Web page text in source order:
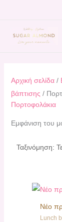
περιεχόμενο
Αρχική σελίδα/
βάπτισης /
Πορτοφολάκια
Εμφάνιση του
Νέο
Lunch